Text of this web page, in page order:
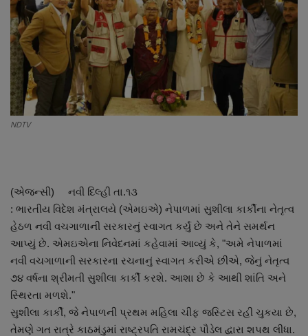
About Author
Contact
Dipotsav Special
આંતરરાષ્ટ્રીય
ગુજરાત
જુનાગઢ
Support US
બજારના સમાચાર
નાણાંકીય સમાચાર
NDTV
(એજન્સી) નવી દિલ્હી તા.૧૩
: ભારતીય વિદેશ મંત્રાલયે (એમઇએ) નેપાળમાં સુશીલા કાર્કીના નેતૃત્વ
હેઠળ નવી વચગાળાની સરકારનું સ્વાગત કર્યું છે અને તેને સમર્થન
આપ્યું છે. એમઇએના નિવેદનમાં કહેવામાં આવ્યું કે, "અમે નેપાળમાં
નવી વચગાળાની સરકારના રચનાનું સ્વાગત કરીએ છીએ, જેનું નેતૃત્વ
૭૪ વર્ષના શ્રીમતી સુશીલા કાર્કી કરશે. આશા છે કે આથી શાંતિ અને
સ્થિરતા મળશે."
સુશીલા કાર્કી, જે નેપાળની પ્રથમ મહિલા ચીફ જસ્ટિસ રહી ચુકયા છે,
તેમણે ગત રાત્રે કાઠમંડુમાં રાષ્ટ્રપતિ રામચંદ્ર પૌડેલ દ્વારા શપથ લીધા.